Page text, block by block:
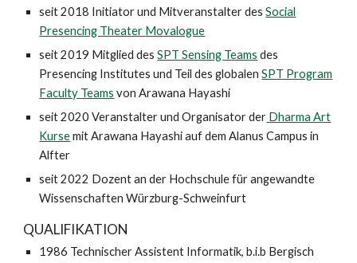
seit 2018 Initiator und Mitveranstalter desSocial
Presencing Theater Movalogue
seit 2019 Mitglied desSPT Sensing Teams des
Presencing Institutes und Teil des globalenSPT Program
Faculty Teams von Arawana Hayashi
seit 2020 Veranstalter und Organisator der Dharma Art
Kursemit Arawana Hayashi auf dem Alanus Campus in
Alfter
seit 2022 Dozent an der Hochschule für angewandte
Wissenschaften Würzburg-Schweinfurt
QUALIFIKATION
1986 Technischer Assistent Informatik, b.i.b Bergisch